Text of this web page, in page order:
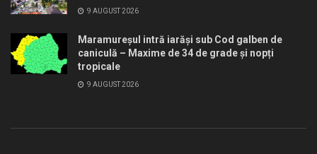
9 AUGUST 2026
Maramureșul intră iarăși sub Cod galben de
caniculă – Maxime de 34 de grade și nopți
tropicale
9 AUGUST 2026